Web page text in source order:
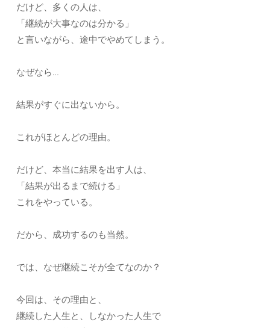
だけど、多くの人は、
「継続が大事なのは分かる」
と言いながら、途中でやめてしまう。
なぜなら…
結果がすぐに出ないから。
これがほとんどの理由。
だけど、本当に結果を出す人は、
「結果が出るまで続ける」
これをやっている。
だから、成功するのも当然。
では、なぜ継続こそが全てなのか？
今回は、その理由と、
継続した人生と、しなかった人生で